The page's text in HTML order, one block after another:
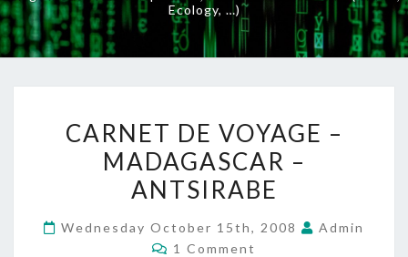
Ecology, …)
DE
VOYAGE
–
–
CARNET DE VOYAGE –
MADAGASCAR –
ANTSIRABE
Wednesday October 15th, 2008
Admin
Comments
1 Comment